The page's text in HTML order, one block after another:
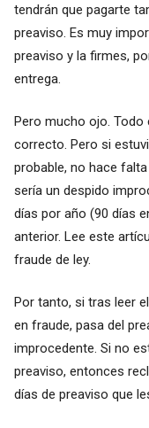
tendrán que pagarte
preaviso. Es muy
preaviso y la firmes,
entrega.
Pero mucho ojo.
correcto. Pero si
probable, no hace
sería un despido
días por año (90 días
anterior. Lee este
fraude de ley.
Por tanto, si tras leer
en fraude, pasa del
improcedente. Si no
preaviso, entonces
días de preaviso que